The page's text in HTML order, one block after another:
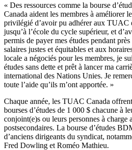
« Des ressources comme la bourse
Canada aident les membres à améliorer
privilégié d’avoir pu adhérer aux TUAC
jusqu’à l’école du cycle supérieur, et
permis de payer mes études pendant
salaires justes et équitables et aux
locale a négociés pour les membres, je
études sans dette et prêt à lancer ma
international des Nations Unies. Je
toute l’aide qu’ils m’ont apportée. »
Chaque année, les TUAC Canada
bourses d’études de 1 000 $ chacune à
conjoint(e)s ou leurs personnes à charge
postsecondaires. La bourse d’études
d’anciens dirigeants du syndicat,
Fred Dowling et Roméo Mathieu.